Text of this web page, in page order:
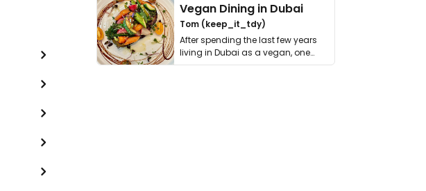
Vegan Dining in Dubai
Tom (keep_it_tdy)
After spending the last few years
living in Dubai as a vegan, one
thing has …